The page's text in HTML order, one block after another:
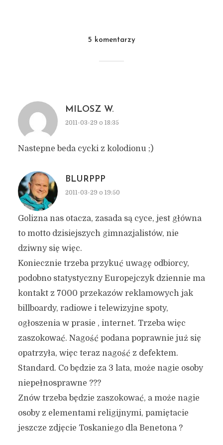
5 komentarzy
MILOSZ W.
2011-03-29 o 18:35
Nastepne beda cycki z kolodionu ;)
BLURPPP
2011-03-29 o 19:50
Golizna nas otacza, zasada są cyce, jest główna
to motto dzisiejszych gimnazjalistów, nie
dziwny się więc.
Koniecznie trzeba przykuć uwagę odbiorcy,
podobno statystyczny Europejczyk dziennie ma
kontakt z 7000 przekazów reklamowych jak
billboardy, radiowe i telewizyjne spoty,
ogłoszenia w prasie , internet. Trzeba więc
zaszokować. Nagość podana poprawnie już się
opatrzyła, więc teraz nagość z defektem.
Standard. Co będzie za 3 lata, może nagie osoby
niepełnosprawne ???
Znów trzeba będzie zaszokować, a może nagie
osoby z elementami religijnymi, pamiętacie
jeszcze zdjęcie Toskaniego dla Benetona ?